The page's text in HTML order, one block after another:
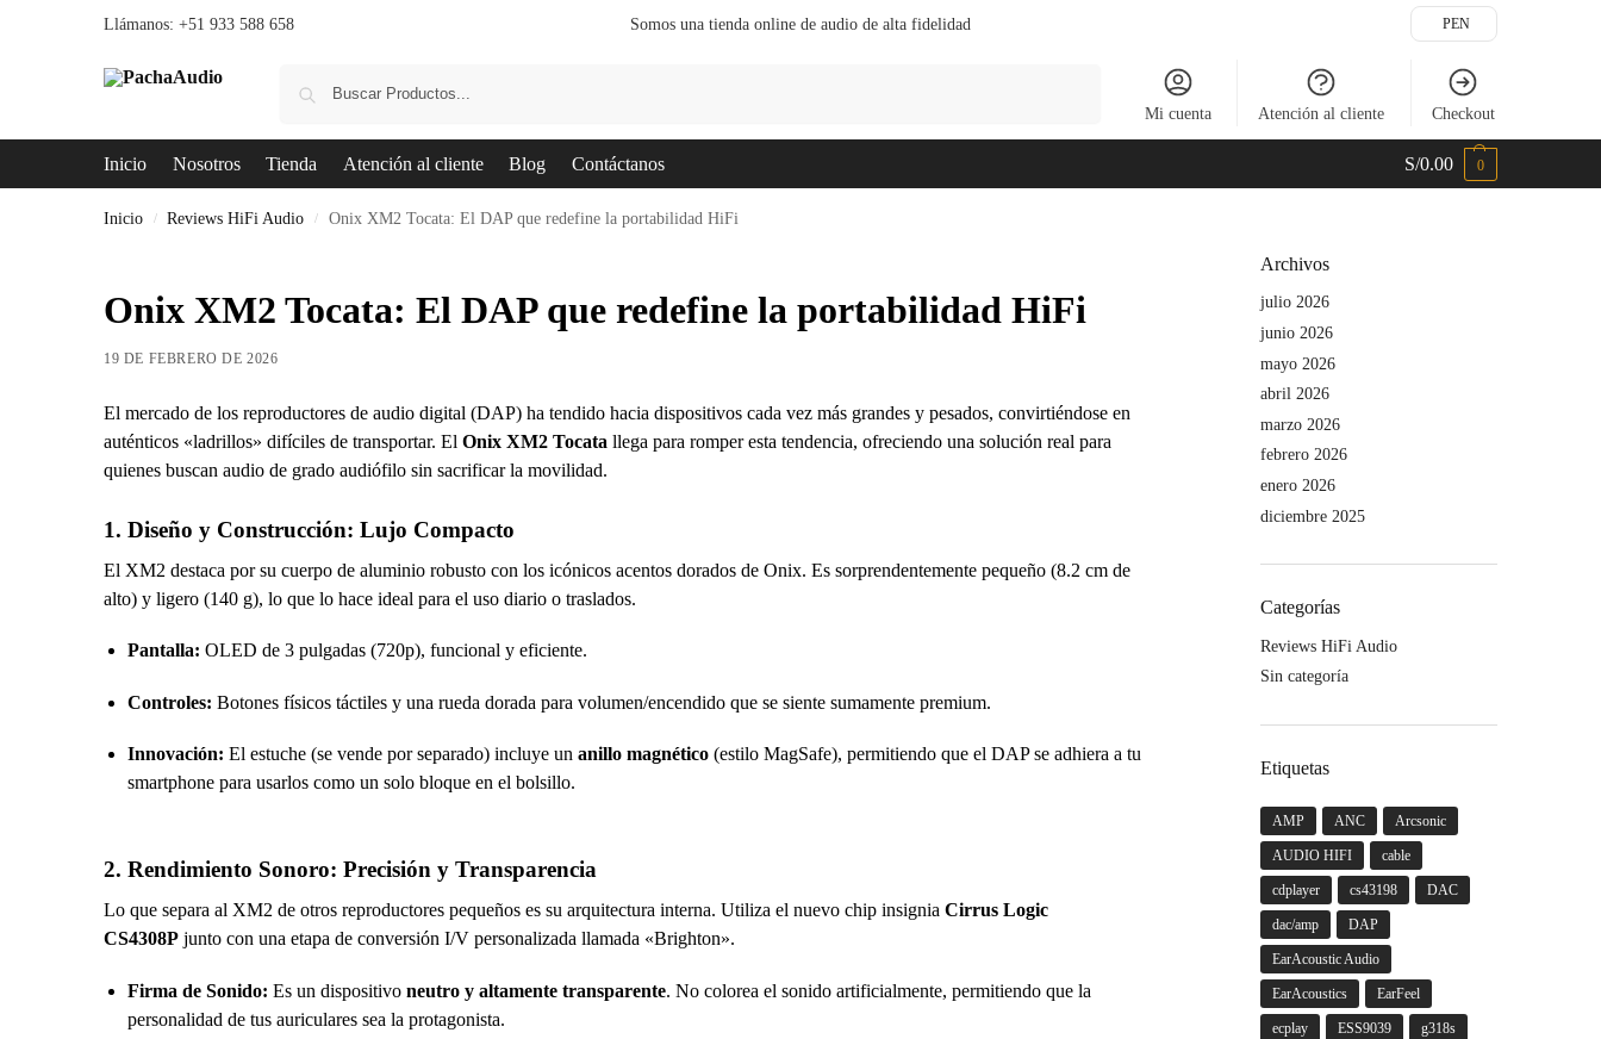
Llámanos: +51 933 588 658 Somos una tienda online de audio de alta fidelidad PEN
Mi cuenta Atención al cliente Checkout
Inicio Nosotros Tienda Atención al cliente Blog Contáctanos S/0.00 0
Inicio / Reviews HiFi Audio / Onix XM2 Tocata: El DAP que redefine la portabilidad HiFi
Onix XM2 Tocata: El DAP que redefine la portabilidad HiFi
19 DE FEBRERO DE 2026
El mercado de los reproductores de audio digital (DAP) ha tendido hacia dispositivos cada vez más grandes y pesados, convirtiéndose en
auténticos «ladrillos» difíciles de transportar. El Onix XM2 Tocata llega para romper esta tendencia, ofreciendo una solución real para
quienes buscan audio de grado audiófilo sin sacrificar la movilidad.
1. Diseño y Construcción: Lujo Compacto
El XM2 destaca por su cuerpo de aluminio robusto con los icónicos acentos dorados de Onix. Es sorprendentemente pequeño (8.2 cm de
alto) y ligero (140 g), lo que lo hace ideal para el uso diario o traslados.
Pantalla: OLED de 3 pulgadas (720p), funcional y eficiente.
Controles: Botones físicos táctiles y una rueda dorada para volumen/encendido que se siente sumamente premium.
Innovación: El estuche (se vende por separado) incluye un anillo magnético (estilo MagSafe), permitiendo que el DAP se adhiera a tu
smartphone para usarlos como un solo bloque en el bolsillo.
2. Rendimiento Sonoro: Precisión y Transparencia
Lo que separa al XM2 de otros reproductores pequeños es su arquitectura interna. Utiliza el nuevo chip insignia Cirrus Logic
CS4308P junto con una etapa de conversión I/V personalizada llamada «Brighton».
Firma de Sonido: Es un dispositivo neutro y altamente transparente. No colorea el sonido artificialmente, permitiendo que la
personalidad de tus auriculares sea la protagonista.
Archivos
julio 2026
junio 2026
mayo 2026
abril 2026
marzo 2026
febrero 2026
enero 2026
diciembre 2025
Categorías
Reviews HiFi Audio
Sin categoría
Etiquetas
AMP ANC Arcsonic
AUDIO HIFI cable
cdplayer cs43198 DAC
dac/amp DAP
EarAcoustic Audio
EarAcoustics EarFeel
ecplay ESS9039 g318s